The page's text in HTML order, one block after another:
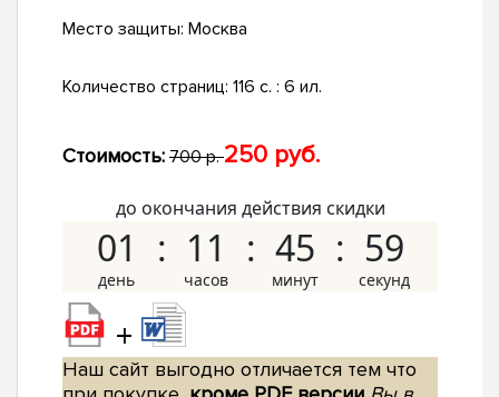
Место защиты: Москва
Количество страниц: 116 с. : 6 ил.
Стоимость: 700 р.250 руб.
до окончания действия скидки
01 11 45 58
+
Наш сайт выгодно отличается тем что